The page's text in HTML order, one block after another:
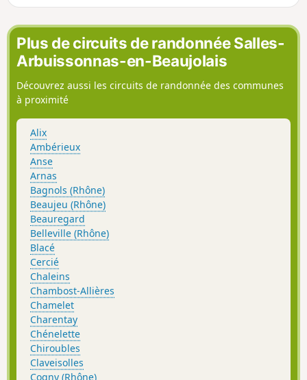
Beaujolais et offre de belles vues sur le Beaujolais vert et
par temps clair les Alpes.
Plus de circuits de randonnée Salles-
Arbuissonnas-en-Beaujolais
Découvrez aussi les circuits de randonnée des communes
à proximité
Alix
Ambérieux
Anse
Arnas
Bagnols (Rhône)
Beaujeu (Rhône)
Beauregard
Belleville (Rhône)
Blacé
Cercié
Chaleins
Chambost-Allières
Chamelet
Charentay
Chénelette
Chiroubles
Claveisolles
Cogny (Rhône)